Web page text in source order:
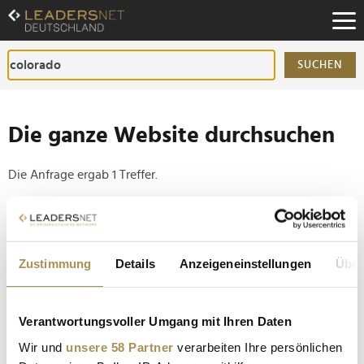
Zustimmung Details Anzeigeneinstellungen
Verantwortungsvoller Umgang mit Ihren Daten
Wir und unsere 58 Partner verarbeiten Ihre persönlichen
Zum
Inhalt
Zur
Fußzeilen-
Navigation
SUCHEN
Die ganze Website durchsuchen
Die Anfrage ergab 1 Treffer.
Tipp
Setzen Sie die gesuchten Wörter zwischen
Anführungszeichen: zb "Vorname Nachname".
Philip Morris: Politik verhindert Zigaretten-
Alternative in Deutschland